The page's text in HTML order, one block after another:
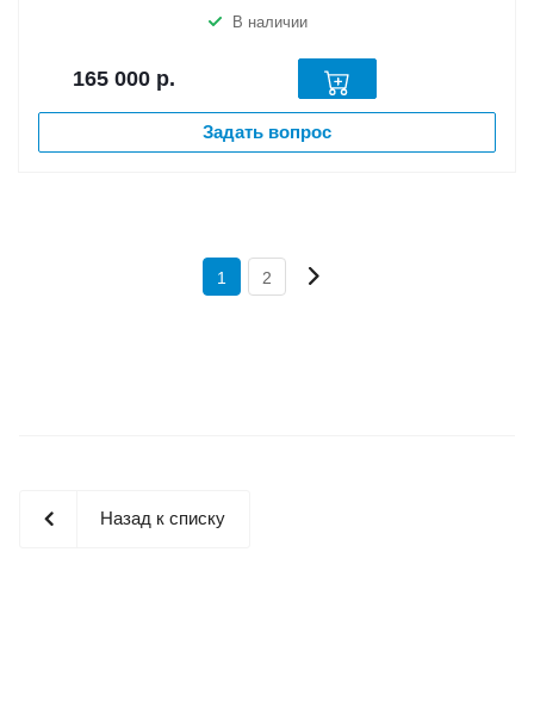
В наличии
165 000 р.
Задать вопрос
1 2
Назад к списку